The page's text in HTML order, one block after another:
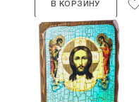
В КОРЗИНУ